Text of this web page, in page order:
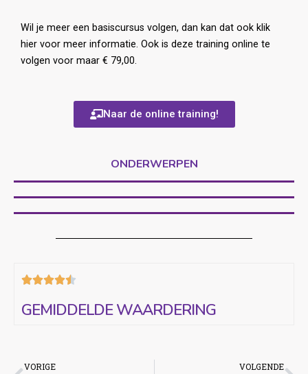
Wil je meer een basiscursus volgen, dan kan dat ook klik
hier voor meer informatie. Ook is deze training online te
volgen voor maar € 79,00.
Naar de online training!
ONDERWERPEN

GEMIDDELDE WAARDERING
VORIGE VOLGENDE